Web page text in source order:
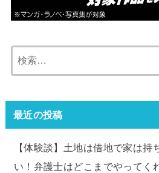
索:
最近の投稿
【体験談】土地は借地で家は持
い！弁護士はどこまでやってく